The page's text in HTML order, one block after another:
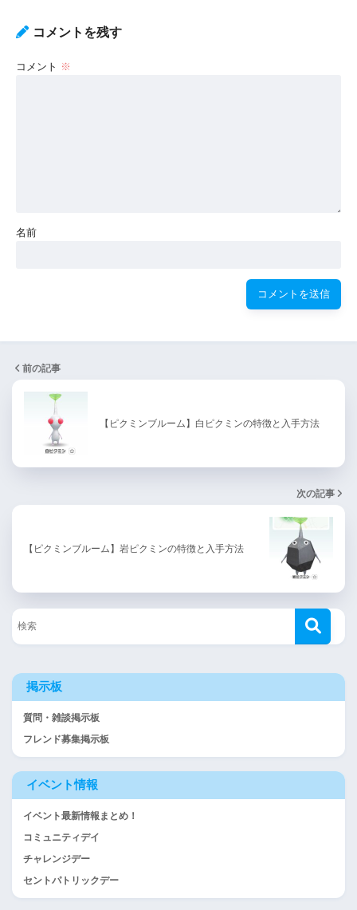
コメントを残す
コメント ※
名前
前の記事
【ピクミンブルーム】白ピクミンの特徴と入手方法
次の記事
【ピクミンブルーム】岩ピクミンの特徴と入手方法
掲示板
質問・雑談掲示板
フレンド募集掲示板
イベント情報
イベント最新情報まとめ！
コミュニティデイ
チャレンジデー
セントパトリックデー